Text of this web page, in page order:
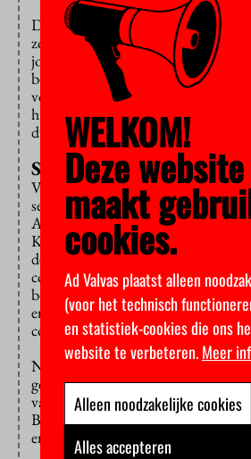
Daarom spreektVijftig Tinten Grijs
zoveel mensen aan. Het verhaal
jongedame die een
begint met een mysterieuze
voor de terugkeer naar de
huwelijk waarin de rollen van man
duidelijk zijn verdeeld.
Seksuele revolutie
Verbrugge beschrijft de
seksualiteit aan de hand van de
Aristoteles en Plato, de christelijke
Kant, Hegel, en Kierkegaard, de
de Sade, het individualisme, het
consumptiemaatschappij en de
boek leest als een thriller, waarin de
en motieven uiteindelijk leiden tot
conclusie.
Naast Verbrugges boek zijn vier
genomineerd, namelijkDe
van Jabik Veenbaas,Laat je niets
Bransen,Wat is er mis met gezag?
en
De naakte perenboom
WELKOM!
Deze website
maakt
cookies.
Ad Valvas plaatst alleen
(voor het technisch
en statistiek-cookies die ons
website te verbeteren.Meer
Alleen noodzakelijke cookies
Alles accepteren